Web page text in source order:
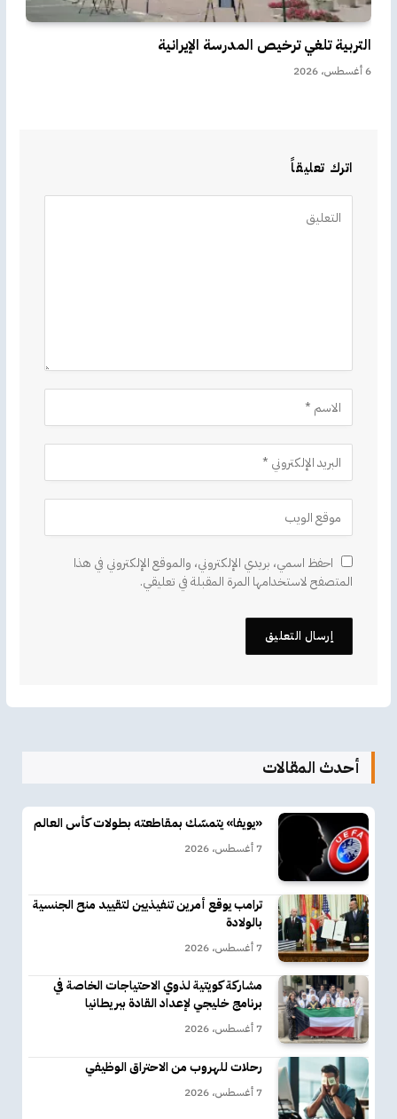
التربية تلغي ترخيص المدرسة الإيرانية
6 أغسطس، 2026
اترك تعليقاً
احفظ اسمي، بريدي الإلكتروني، والموقع الإلكتروني في هذا
المتصفح لاستخدامها المرة المقبلة في تعليقي.
أحدث المقالات
«يويفا» يتمسّك بمقاطعته بطولات كأس العالم
7 أغسطس، 2026
ترامب يوقع أمرين تنفيذيين لتقييد منح الجنسية
بالولادة
7 أغسطس، 2026
مشاركة كويتية لذوي الاحتياجات الخاصة في
برنامج خليجي لإعداد القادة ببريطانيا
7 أغسطس، 2026
رحلات للهروب من الاحتراق الوظيفي
7 أغسطس، 2026